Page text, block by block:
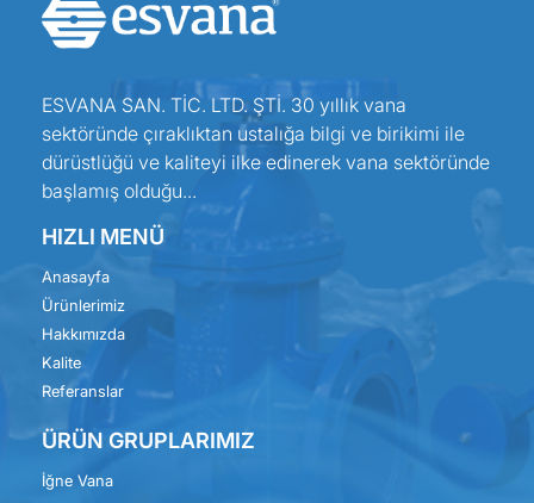
ESVANA SAN. TİC. LTD. ŞTİ. 30 yıllık vana
sektöründe çıraklıktan ustalığa bilgi ve birikimi ile
dürüstlüğü ve kaliteyi ilke edinerek vana sektöründe
başlamış olduğu...
HIZLI MENÜ
Anasayfa
Ürünlerimiz
Hakkımızda
Kalite
Referanslar
ÜRÜN GRUPLARIMIZ
İğne Vana